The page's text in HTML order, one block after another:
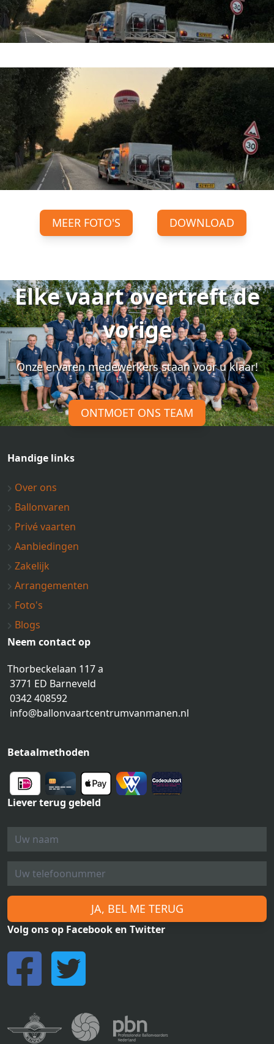
MEER FOTO'S DOWNLOAD
Elke vaart overtreft de
vorige
Onze ervaren medewerkers staan voor u klaar!
ONTMOET ONS TEAM
Handige links
Over ons
Ballonvaren
Privé vaarten
Aanbiedingen
Zakelijk
Arrangementen
Foto's
Blogs
Neem contact op
Thorbeckelaan 117 a
3771 ED Barneveld
0342 408592
info@ballonvaartcentrumvanmanen.nl
Betaalmethoden
Liever terug gebeld
JA, BEL ME TERUG
Volg ons op Facebook en Twitter